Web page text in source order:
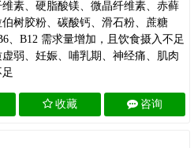
素、硬脂酸镁、微晶纤维素、赤藓
树胶粉、碳酸钙、滑石粉、蔗糖
、B12 需求量增加，且饮食摄入不足
弱、妊娠、哺乳期、神经痛、肌肉
收藏 咨询